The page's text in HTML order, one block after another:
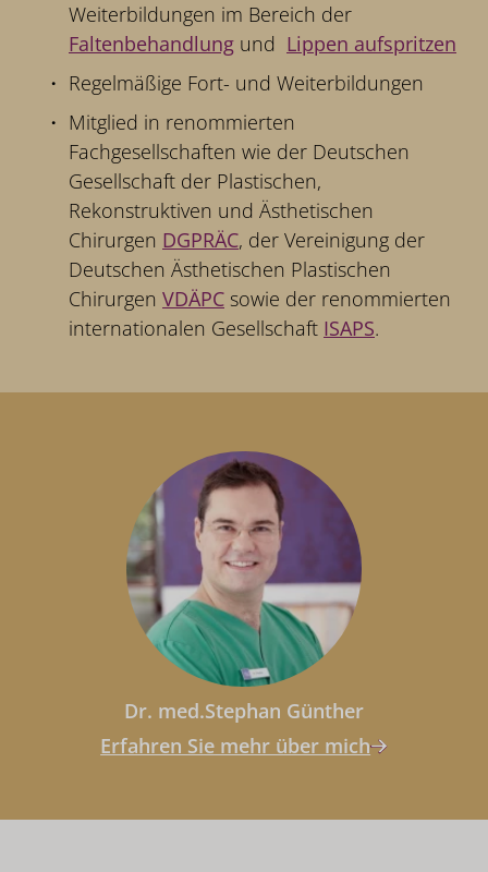
Weiterbildungen im Bereich der
Faltenbehandlung und Lippen aufspritzen
Regelmäßige Fort- und Weiterbildungen
Mitglied in renommierten
Fachgesellschaften wie der Deutschen
Gesellschaft der Plastischen,
Rekonstruktiven und Ästhetischen
Chirurgen DGPRÄC, der Vereinigung der
Deutschen Ästhetischen Plastischen
Chirurgen VDÄPC sowie der renommierten
internationalen Gesellschaft ISAPS.
Dr. med.Stephan Günther
Erfahren Sie mehr über mich